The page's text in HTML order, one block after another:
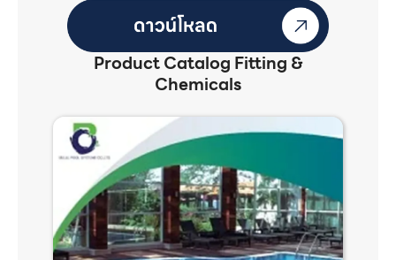
Product Catalog Fitting &
Chemicals